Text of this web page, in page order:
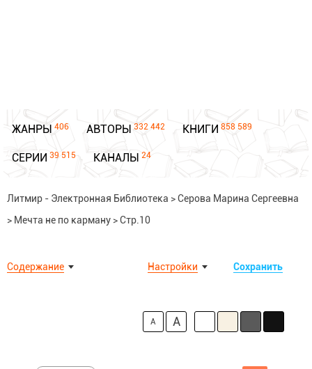
ЖАНРЫ 406 АВТОРЫ 332 442 КНИГИ 858 589
СЕРИИ 39 515 КАНАЛЫ 24
Литмир - Электронная Библиотека >Серова Марина Сергеевна
> Мечта не по карману >Стр.10
Содержание Сохранить
Настройки
A A